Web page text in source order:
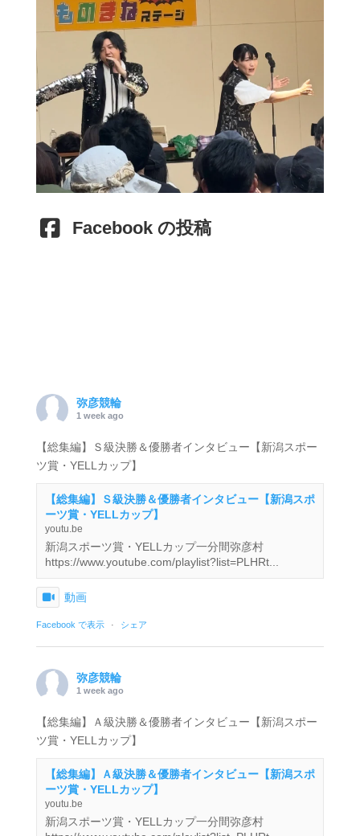
Facebook の投稿
弥彦競輪
1 week ago
【総集編】Ｓ級決勝＆優勝者インタビュー【新潟スポー
ツ賞・YELLカップ】
【総集編】Ｓ級決勝＆優勝者インタビュー【新潟スポ
ーツ賞・YELLカップ】
youtu.be
新潟スポーツ賞・YELLカップ一分間弥彦村
https://www.youtube.com/playlist?list=PLHRt...
動画
Facebook で表示 · シェア
弥彦競輪
1 week ago
【総集編】Ａ級決勝＆優勝者インタビュー【新潟スポー
ツ賞・YELLカップ】
【総集編】Ａ級決勝＆優勝者インタビュー【新潟スポ
ーツ賞・YELLカップ】
youtu.be
新潟スポーツ賞・YELLカップ一分間弥彦村